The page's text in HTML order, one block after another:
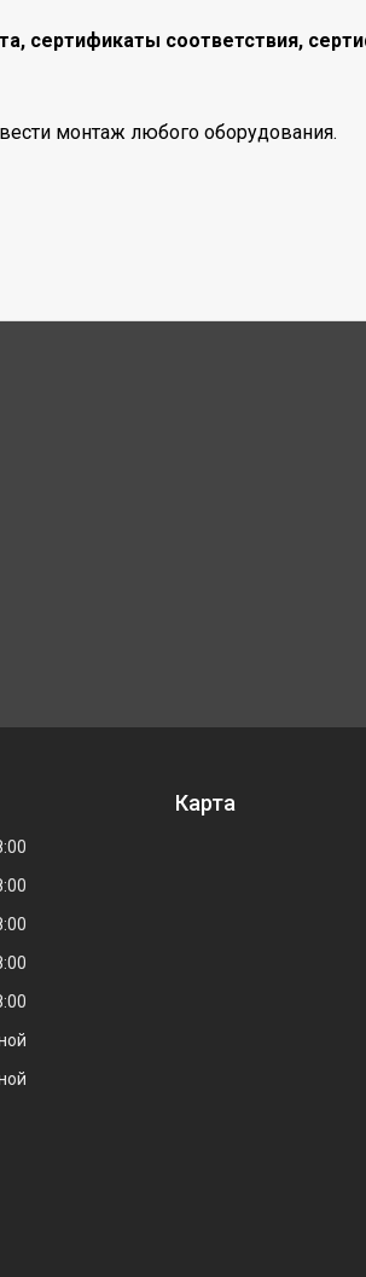
сертификаты соответствия,
монтаж любого оборудования.
Карта